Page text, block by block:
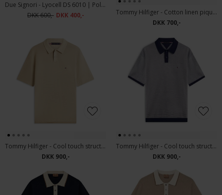
Due Signori - Lyocell DS 6010 | Polo T-shirt Rose
DKK 600,- DKK 400,-
Tommy Hilfiger - Cotton linen pique | Polo T-shirt Dark Artichoke
DKK 700,-
Tommy Hilfiger - Cool touch structure | Polo T-shirt Keystone
DKK 900,-
Tommy Hilfiger - Cool touch structure | Polo T-shirt Desert Sky
DKK 900,-